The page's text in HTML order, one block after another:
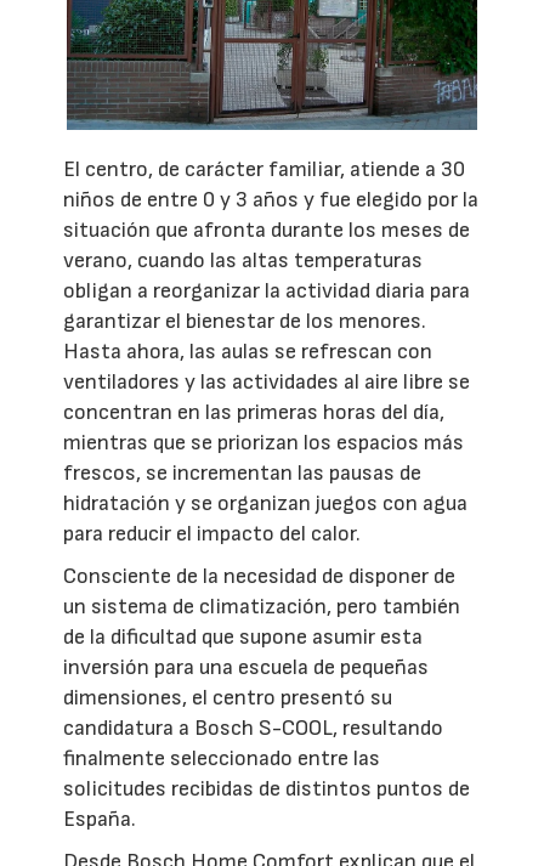
El centro, de carácter familiar, atiende a 30
niños de entre 0 y 3 años y fue elegido por la
situación que afronta durante los meses de
verano, cuando las altas temperaturas
obligan a reorganizar la actividad diaria para
garantizar el bienestar de los menores.
Hasta ahora, las aulas se refrescan con
ventiladores y las actividades al aire libre se
concentran en las primeras horas del día,
mientras que se priorizan los espacios más
frescos, se incrementan las pausas de
hidratación y se organizan juegos con agua
para reducir el impacto del calor.
Consciente de la necesidad de disponer de
un sistema de climatización, pero también
de la dificultad que supone asumir esta
inversión para una escuela de pequeñas
dimensiones, el centro presentó su
candidatura a Bosch S-COOL, resultando
finalmente seleccionado entre las
solicitudes recibidas de distintos puntos de
España.